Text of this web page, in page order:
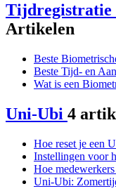
Tijdregistratie
Artikelen
Beste
Beste Tijd- en
Wat is een
Uni-Ubi 4
Hoe reset je een
Instellingen voor
Hoe
Uni-Ubi: